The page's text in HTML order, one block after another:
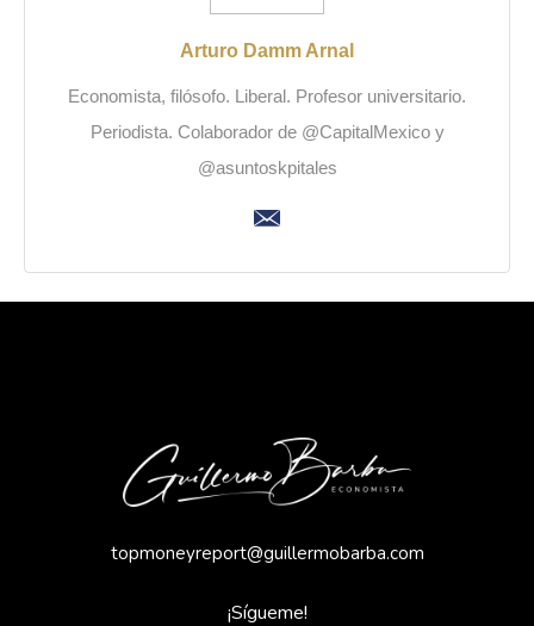
Arturo Damm Arnal
Economista, filósofo. Liberal. Profesor universitario.
Periodista. Colaborador de @CapitalMexico y
@asuntoskpitales
topmoneyreport@guillermobarba.com
¡Sígueme!